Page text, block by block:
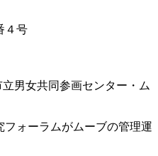
４号
立男女共同参画センター・ム
フォーラムがムーブの管理運